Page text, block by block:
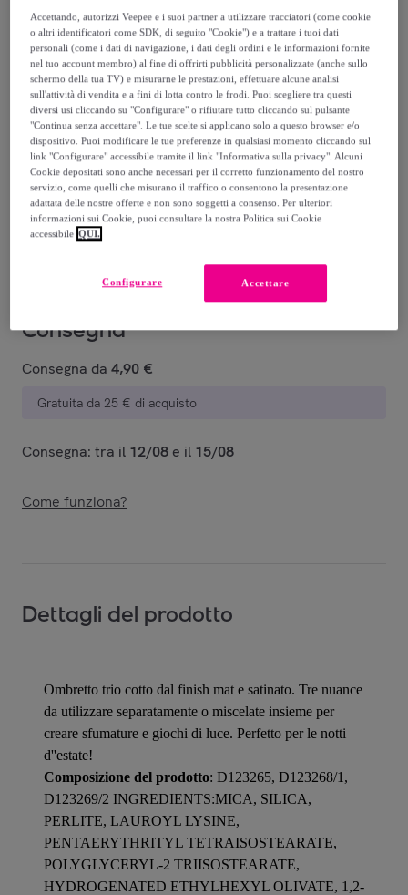
8,00 €
baia riviera
Venduto daBottega Verde S.R.L.
Consegna
Consegna da 4,90 €
Gratuita da 25 € di acquisto
Consegna: tra il 12/08 e il 15/08
Come funziona?
Dettagli del prodotto
Ombretto trio cotto dal finish mat e satinato. Tre nuance
da utilizzare separatamente o miscelate insieme per
creare sfumature e giochi di luce. Perfetto per le notti
d''estate!
Composizione del prodotto: D123265, D123268/1,
D123269/2 INGREDIENTS:MICA, SILICA,
PERLITE, LAUROYL LYSINE,
PENTAERYTHRITYL TETRAISOSTEARATE,
POLYGLYCERYL-2 TRIISOSTEARATE,
HYDROGENATED ETHYLHEXYL OLIVATE, 1,2-
Accettando, autorizzi Veepee e i suoi partner a utilizzare tracciatori (come cookie
o altri identificatori come SDK, di seguito "Cookie") e a trattare i tuoi dati
personali (come i dati di navigazione, i dati degli ordini e le informazioni fornite
nel tuo account membro) al fine di offrirti pubblicità personalizzate (anche sullo
schermo della tua TV) e misurarne le prestazioni, effettuare alcune analisi
sull'attività di vendita e a fini di lotta contro le frodi. Puoi scegliere tra questi
diversi usi cliccando su "Configurare" o rifiutare tutto cliccando sul pulsante
"Continua senza accettare". Le tue scelte si applicano solo a questo browser e/o
dispositivo. Puoi modificare le tue preferenze in qualsiasi momento cliccando sul
link "Configurare" accessibile tramite il link "Informativa sulla privacy". Alcuni
Cookie depositati sono anche necessari per il corretto funzionamento del nostro
servizio, come quelli che misurano il traffico o consentono la presentazione
adattata delle nostre offerte e non sono soggetti a consenso. Per ulteriori
informazioni sui Cookie, puoi consultare la nostra Politica sui Cookie
accessibile QUI.
Accettare
Configurare